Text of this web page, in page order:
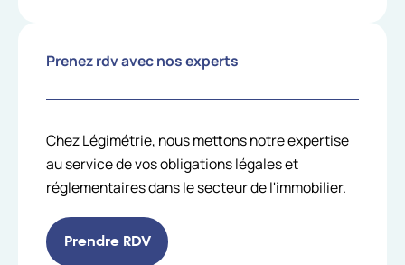
Prenez rdv avec nos experts
Chez Légimétrie, nous mettons notre expertise
au service de vos obligations légales et
réglementaires dans le secteur de l'immobilier.
Prendre RDV